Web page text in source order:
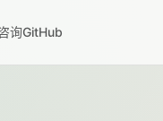
询GitHub